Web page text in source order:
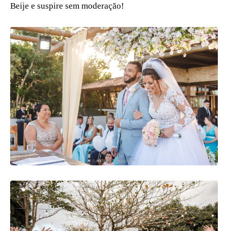
Beije e suspire sem moderação!